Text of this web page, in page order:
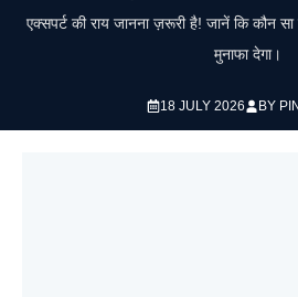
एक्सपर्ट की राय जानना ज़रूरी है! जानें कि कौन
मुनाफा देगा।
18 JULY 2026 BY